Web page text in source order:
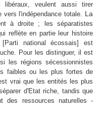
libéraux, veulent aussi tirer
vers l'indépendance totale. La
à droite ; les séparatistes
reflète en partie leur histoire
national écossais] est
Pour les distinguer, il est
les régions sécessionnistes
faibles ou les plus fortes de
vrai que les entités les plus
d'Etat riche, tandis que
des ressources naturelles -